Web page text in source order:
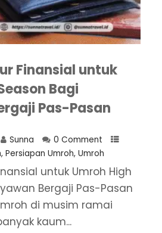
Finansial untuk
Bagi
Pas-Pasan
Sunna
0 Comment
, Persiapan Umroh, Umroh
untuk Umroh High
Bergaji Pas-Pasan
di musim ramai
kaum...